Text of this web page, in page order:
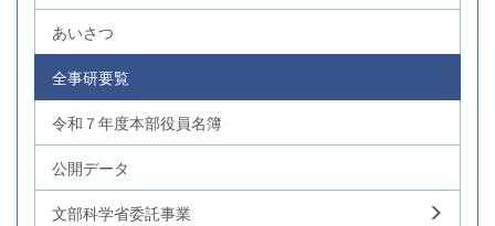
あいさつ
全事研要覧
令和７年度本部役員名簿
公開データ
文部科学省委託事業